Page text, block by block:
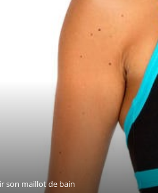
son maillot de bain